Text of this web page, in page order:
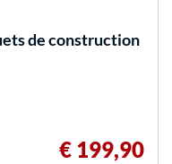
de construction
€ 199,90